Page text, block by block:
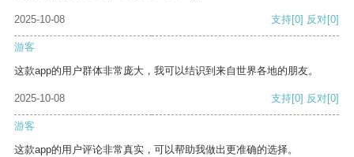
2025-10-08 支持[0] 反对[0]
游客
这款app的用户群体非常庞大，我可以结识到来自世界各地的朋友。
2025-10-08 支持[0] 反对[0]
游客
这款app的用户评论非常真实，可以帮助我做出更准确的选择。